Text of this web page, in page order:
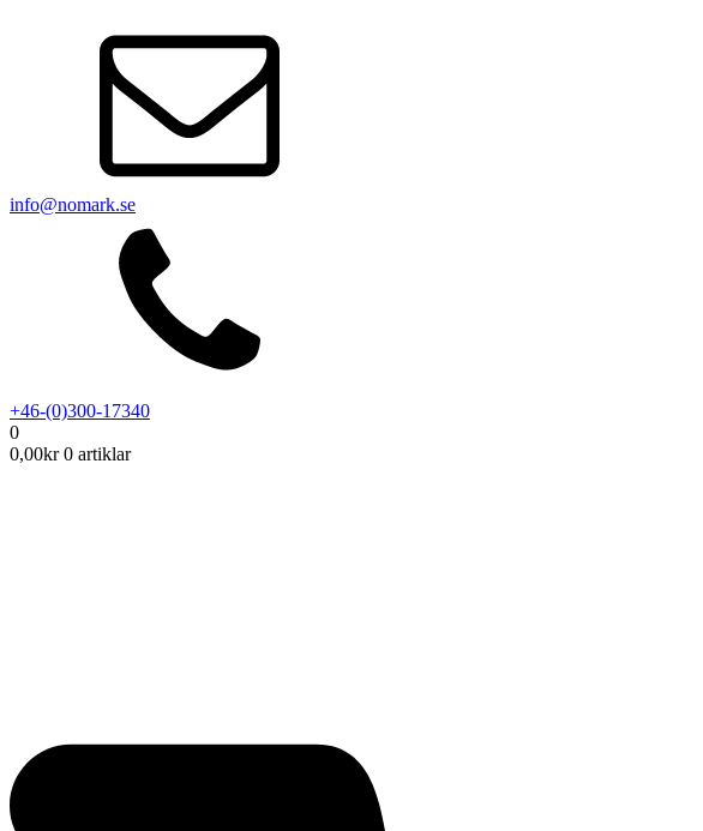
info@nomark.se
+46-(0)300-17340
0
0,00kr 0 artiklar